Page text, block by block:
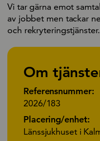
Vi tar gärna emot
av jobbet men tackar
och rekryteringstjänster.
Om
Referensnummer:
2026/183
Placering/enhet:
Länssjukhuset i